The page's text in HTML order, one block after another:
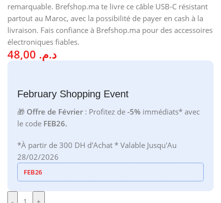
remarquable. Brefshop.ma te livre ce câble USB-C résistant
partout au Maroc, avec la possibilité de payer en cash à la
livraison. Fais confiance à Brefshop.ma pour des accessoires
électroniques fiables.
د.م.
February Shopping Event
🎁 Offre de Février : Profitez de -5% immédiats* avec
le code FEB26.
*À partir de 300 DH d'Achat * Valable Jusqu'Au
28/02/2026
FEB26